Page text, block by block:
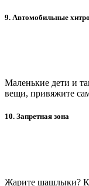
9. Автомобильные
Маленькие дети и
вещи, привяжите
10. Запретная зона
Жарите шашлыки?